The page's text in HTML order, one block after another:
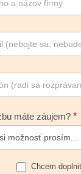
máte záujem? *
Chcem